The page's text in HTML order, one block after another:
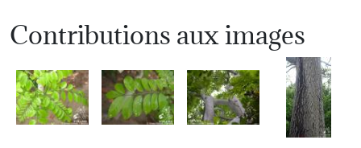
Contributions aux images